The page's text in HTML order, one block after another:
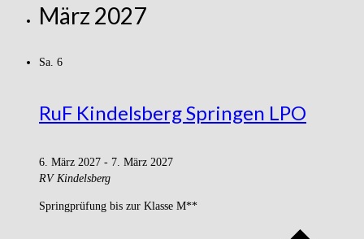
März 2027
Sa. 6
RuF Kindelsberg Springen LPO
6. März 2027 - 7. März 2027
RV Kindelsberg
Springprüfung bis zur Klasse M**